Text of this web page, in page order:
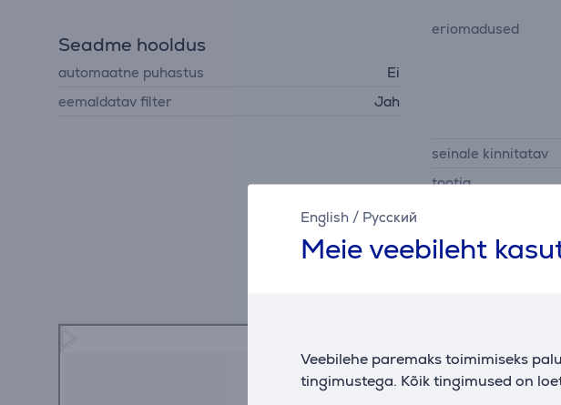
English / Русский
Meie veebileht
Veebilehe paremaks toimimiseks
tingimustega. Kõik tingimused on
Seadme hooldus
automaatne puhastus
Ei
eemaldatav filter
Jah
eriomadused
seinale kinnitatav
tootja